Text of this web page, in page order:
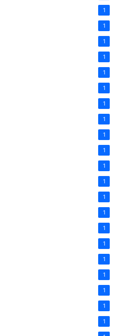
1
1
1
1
1
1
1
1
1
1
1
1
1
1
1
1
1
1
1
1
1